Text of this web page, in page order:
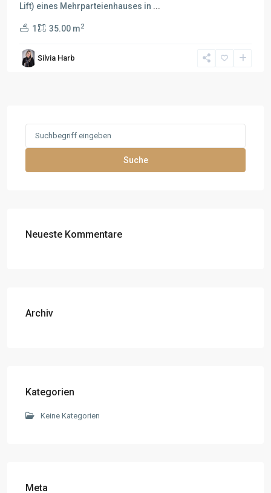
Lift) eines Mehrparteienhauses in ...
1 35.00 m2
Silvia Harb
Suche
Neueste Kommentare
Archiv
Kategorien
Keine Kategorien
Meta